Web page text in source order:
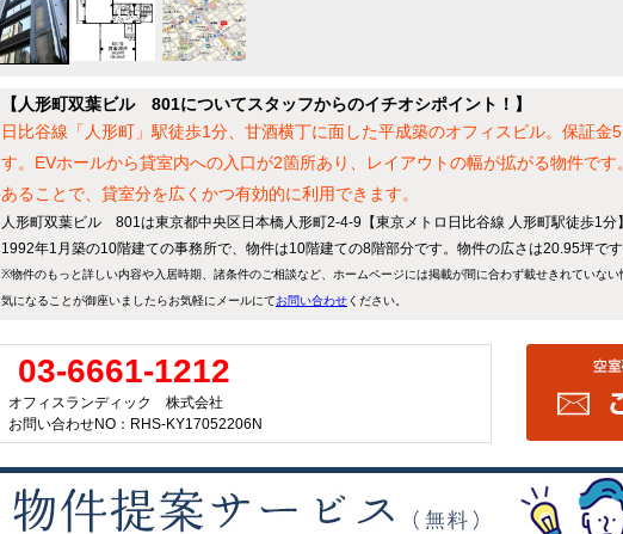
【人形町双葉ビル 801についてスタッフからのイチオシポイント！】
日比谷線「人形町」駅徒歩1分、甘酒横丁に面した平成築のオフィスビル。保証金
す。EVホールから貸室内への入口が2箇所あり、レイアウトの幅が拡がる物件で
あることで、貸室分を広くかつ有効的に利用できます。
人形町双葉ビル 801は東京都中央区日本橋人形町2-4-9【東京メトロ日比谷線 人形町駅徒歩1分
1992年1月築の10階建ての事務所で、物件は10階建ての8階部分です。物件の広さは20.95坪です
※物件のもっと詳しい内容や入居時期、諸条件のご相談など、ホームページには掲載が間に合わず載せきれていない
気になることが御座いましたらお気軽にメールにてお問い合わせください。
03-6661-1212
オフィスランディック 株式会社
お問い合わせNO：RHS-KY17052206N